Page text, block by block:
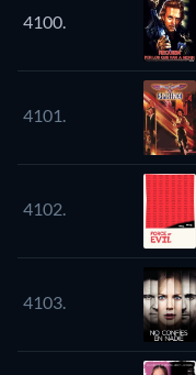
4100.
4101.
4102.
4103.